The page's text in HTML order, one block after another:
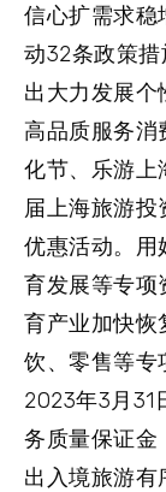
信心扩需求稳
动32条政策
出大力发展个
高品质服务消
化节、乐游上
届上海旅游
优惠活动。用
育发展等专项
育产业加快恢
饮、零售等专
2023年3月31
务质量保证金
出入境旅游有